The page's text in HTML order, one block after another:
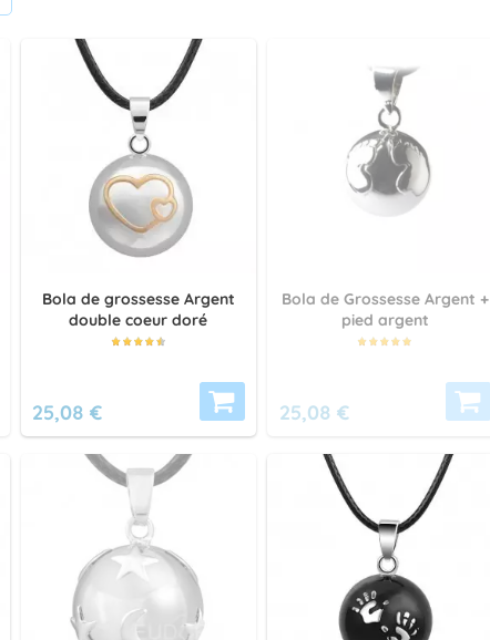
Bola de grossesse Argent
double coeur doré
25,08 €
Bola de Grossesse Argent +
pied argent
25,08 €